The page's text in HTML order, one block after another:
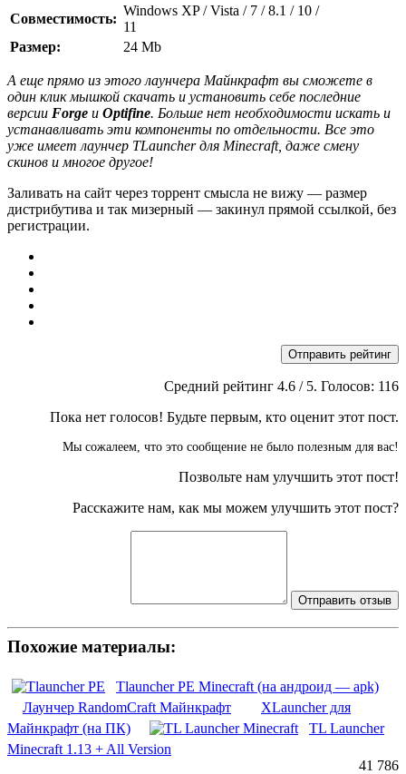
Совместимость:
Windows XP / Vista / 7 / 8.1 / 10 /
11
Размер: 24 Mb
А еще прямо из этого лаунчера Майнкрафт вы сможете в
один клик мышкой скачать и установить себе последние
версии Forge и Optifine. Больше нет необходимости искать и
устанавливать эти компоненты по отдельности. Все это
уже имеет лаунчер TLauncher для Minecraft, даже смену
скинов и многое другое!
Заливать на сайт через торрент смысла не вижу — размер
дистрибутива и так мизерный — закинул прямой ссылкой, без
регистрации.
Отправить рейтинг
Средний рейтинг 4.6 / 5. Голосов: 116
Пока нет голосов! Будьте первым, кто оценит этот пост.
Мы сожалеем, что это сообщение не было полезным для вас!
Позвольте нам улучшить этот пост!
Расскажите нам, как мы можем улучшить этот пост?
Отправить отзыв
Похожие материалы:
Tlauncher PE Minecraft (на андроид — apk)
Лаунчер RandomCraft Майнкрафт
XLauncher для
Майнкрафт (на ПК)
TL Launcher
Minecraft 1.13 + All Version
41 786